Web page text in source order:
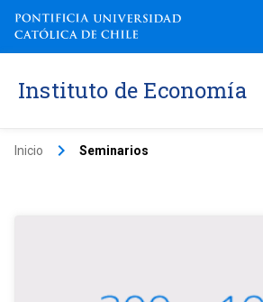
Instituto de Economía
Inicio keyboard_arrow_right Seminarios